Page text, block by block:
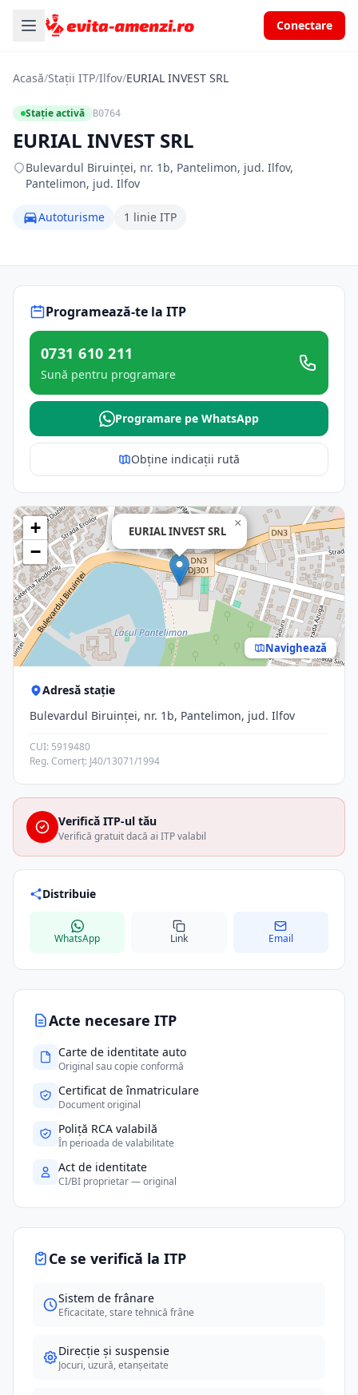
Conectare
Acasă/Stații ITP/Ilfov/EURIAL INVEST SRL
Stație activă B0764
EURIAL INVEST SRL
Bulevardul Biruinței, nr. 1b, Pantelimon, jud. Ilfov,
Pantelimon, jud. Ilfov
Autoturisme 1 linie ITP
Acte necesare ITP
Carte de identitate auto
Original sau copie conformă
Certificat de înmatriculare
Document original
Poliță RCA valabilă
În perioada de valabilitate
Act de identitate
CI/BI proprietar — original
Ce se verifică la ITP
Sistem de frânare
Eficacitate, stare tehnică frâne
Direcție și suspensie
Jocuri, uzură, etanșeitate
Programează-te la ITP
0731 610 211
Sună pentru programare
Programare pe WhatsApp
Obține indicații rută
EURIAL INVEST SRL
×
+
−
Navighează
Adresă stație
Bulevardul Biruinței, nr. 1b, Pantelimon, jud. Ilfov
CUI: 5919480
Reg. Comerț: J40/13071/1994
Verifică ITP-ul tău
Verifică gratuit dacă ai ITP valabil
Distribuie
WhatsApp Link Email